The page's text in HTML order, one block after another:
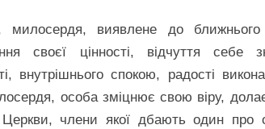
милосердя, виявлене до
своєї цінності, відчуття
внутрішнього спокою, радості
особа зміцнює свою віру,
Церкви, члени якої дбають один